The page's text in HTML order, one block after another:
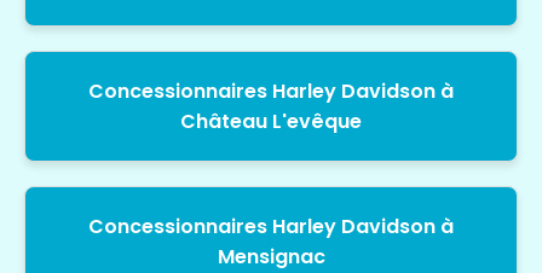
Concessionnaires Harley Davidson à
Château L'evêque
Concessionnaires Harley Davidson à
Mensignac